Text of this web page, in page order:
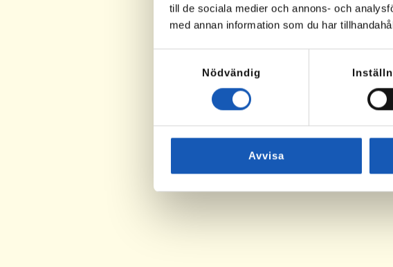
till de sociala medier och annons- och
med annan information som du har
Nödvändig
Avvisa